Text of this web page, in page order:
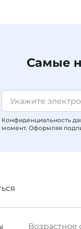
Самые
Конфиденциальность
момент. Оформляя
Возрастное